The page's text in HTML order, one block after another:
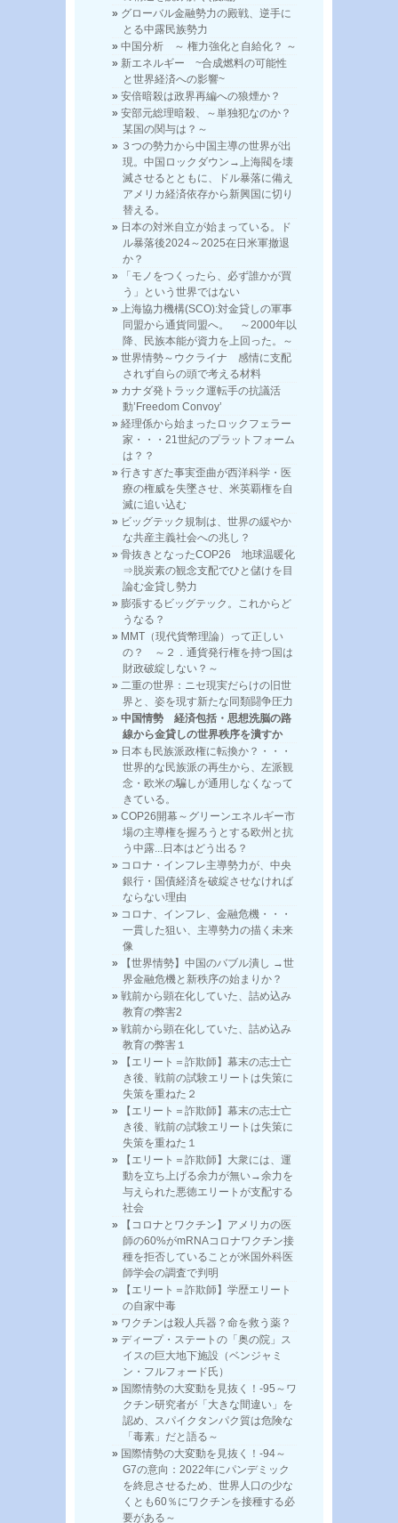
グローバル金融勢力の殿戦、逆手に
とる中露民族勢力
中国分析 ～ 権力強化と自給化？ ～
新エネルギー ~合成燃料の可能性
と世界経済への影響~
安倍暗殺は政界再編への狼煙か？
安部元総理暗殺、～単独犯なのか？
某国の関与は？～
３つの勢力から中国主導の世界が出
現。中国ロックダウン→上海閥を壊
滅させるとともに、ドル暴落に備え
アメリカ経済依存から新興国に切り
替える。
日本の対米自立が始まっている。ド
ル暴落後2024～2025在日米軍撤退
か？
「モノをつくったら、必ず誰かが買
う」という世界ではない
上海協力機構(SCO):対金貸しの軍事
同盟から通貨同盟へ。 ～2000年以
降、民族本能が資力を上回った。～
世界情勢～ウクライナ 感情に支配
されず自らの頭で考える材料
カナダ発トラック運転手の抗議活
動’Freedom Convoy’
経理係から始まったロックフェラー
家・・・21世紀のプラットフォーム
は？？
行きすぎた事実歪曲が西洋科学・医
療の権威を失墜させ、米英覇権を自
滅に追い込む
ビッグテック規制は、世界の緩やか
な共産主義社会への兆し？
骨抜きとなったCOP26 地球温暖化
⇒脱炭素の観念支配でひと儲けを目
論む金貸し勢力
膨張するビッグテック。これからど
うなる？
MMT（現代貨幣理論）って正しい
の？ ～２．通貨発行権を持つ国は
財政破綻しない？～
二重の世界：ニセ現実だらけの旧世
界と、姿を現す新たな同類闘争圧力
中国情勢 経済包括・思想洗脳の路
線から金貸しの世界秩序を潰すか
日本も民族派政権に転換か？・・・
世界的な民族派の再生から、左派観
念・欧米の騙しが通用しなくなって
きている。
COP26開幕～グリーンエネルギー市
場の主導権を握ろうとする欧州と抗
う中露...日本はどう出る？
コロナ・インフレ主導勢力が、中央
銀行・国債経済を破綻させなければ
ならない理由
コロナ、インフレ、金融危機・・・
一貫した狙い、主導勢力の描く未来
像
【世界情勢】中国のバブル潰し →世
界金融危機と新秩序の始まりか？
戦前から顕在化していた、詰め込み
教育の弊害2
戦前から顕在化していた、詰め込み
教育の弊害１
【エリート＝詐欺師】幕末の志士亡
き後、戦前の試験エリートは失策に
失策を重ねた２
【エリート＝詐欺師】幕末の志士亡
き後、戦前の試験エリートは失策に
失策を重ねた１
【エリート＝詐欺師】大衆には、運
動を立ち上げる余力が無い→余力を
与えられた悪徳エリートが支配する
社会
【コロナとワクチン】アメリカの医
師の60%がmRNAコロナワクチン接
種を拒否していることが米国外科医
師学会の調査で判明
【エリート＝詐欺師】学歴エリート
の自家中毒
ワクチンは殺人兵器？命を救う薬？
ディープ・ステートの「奥の院」ス
イスの巨大地下施設（ベンジャミ
ン・フルフォード氏）
国際情勢の大変動を見抜く！-95～ワ
クチン研究者が「大きな間違い」を
認め、スパイクタンパク質は危険な
「毒素」だと語る～
国際情勢の大変動を見抜く！-94～
G7の意向：2022年にパンデミック
を終息させるため、世界人口の少な
くとも60％にワクチンを接種する必
要がある～